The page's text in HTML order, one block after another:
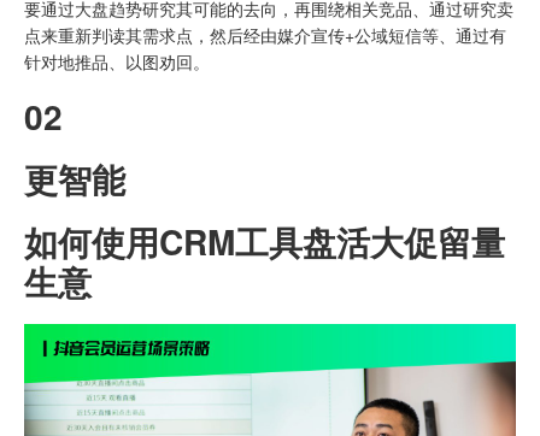
要通过大盘趋势研究其可能的去向，再围绕相关竞品、通过研究卖
点来重新判读其需求点，然后经由媒介宣传+公域短信等、通过有
针对地推品、以图劝回。
02
更智能
如何使用CRM工具盘活大促留量
生意